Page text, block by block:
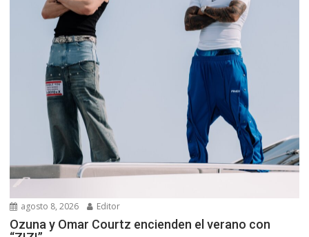
agosto 8, 2026 Editor
Ozuna y Omar Courtz encienden el verano con